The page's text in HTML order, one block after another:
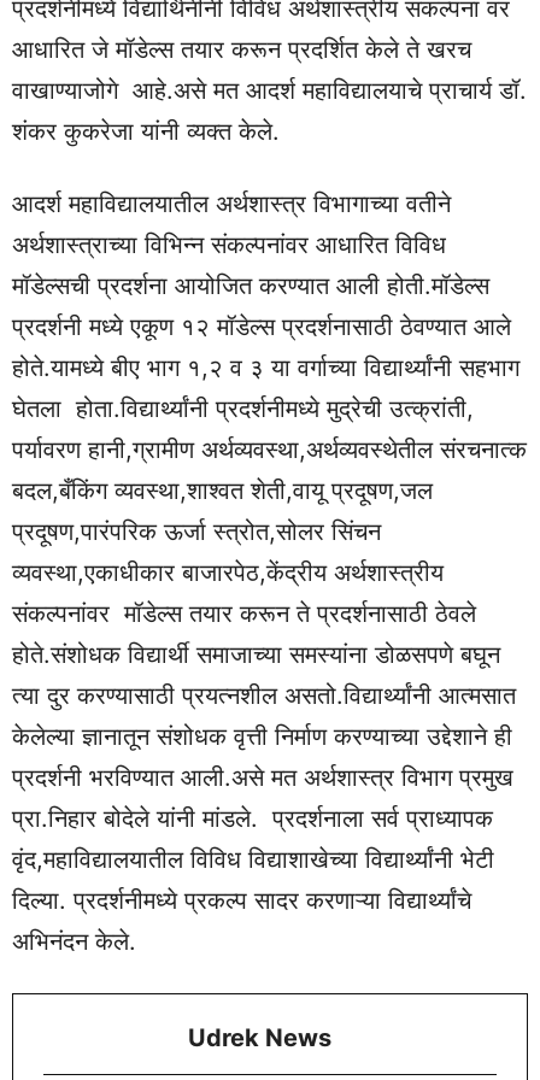
प्रदर्शनीमध्ये विद्यार्थिनींनी विविध अर्थशास्त्रीय संकल्पना वर
आधारित जे मॉडेल्स तयार करून प्रदर्शित केले ते खरच
वाखाण्याजोगे आहे.असे मत आदर्श महाविद्यालयाचे प्राचार्य डॉ.
शंकर कुकरेजा यांनी व्यक्त केले.
आदर्श महाविद्यालयातील अर्थशास्त्र विभागाच्या वतीने
अर्थशास्त्राच्या विभिन्न संकल्पनांवर आधारित विविध
मॉडेल्सची प्रदर्शना आयोजित करण्यात आली होती.मॉडेल्स
प्रदर्शनी मध्ये एकूण १२ मॉडेल्स प्रदर्शनासाठी ठेवण्यात आले
होते.यामध्ये बीए भाग १,२ व ३ या वर्गाच्या विद्यार्थ्यांनी सहभाग
घेतला होता.विद्यार्थ्यांनी प्रदर्शनीमध्ये मुद्रेची उत्क्रांती,
पर्यावरण हानी,ग्रामीण अर्थव्यवस्था,अर्थव्यवस्थेतील संरचनात्क
बदल,बँकिंग व्यवस्था,शाश्वत शेती,वायू प्रदूषण,जल
प्रदूषण,पारंपरिक ऊर्जा स्त्रोत,सोलर सिंचन
व्यवस्था,एकाधीकार बाजारपेठ,केंद्रीय अर्थशास्त्रीय
संकल्पनांवर मॉडेल्स तयार करून ते प्रदर्शनासाठी ठेवले
होते.संशोधक विद्यार्थी समाजाच्या समस्यांना डोळसपणे बघून
त्या दुर करण्यासाठी प्रयत्नशील असतो.विद्यार्थ्यांनी आत्मसात
केलेल्या ज्ञानातून संशोधक वृत्ती निर्माण करण्याच्या उद्देशाने ही
प्रदर्शनी भरविण्यात आली.असे मत अर्थशास्त्र विभाग प्रमुख
प्रा.निहार बोदेले यांनी मांडले. प्रदर्शनाला सर्व प्राध्यापक
वृंद,महाविद्यालयातील विविध विद्याशाखेच्या विद्यार्थ्यांनी भेटी
दिल्या. प्रदर्शनीमध्ये प्रकल्प सादर करणाऱ्या विद्यार्थ्यांचे
अभिनंदन केले.
Udrek News